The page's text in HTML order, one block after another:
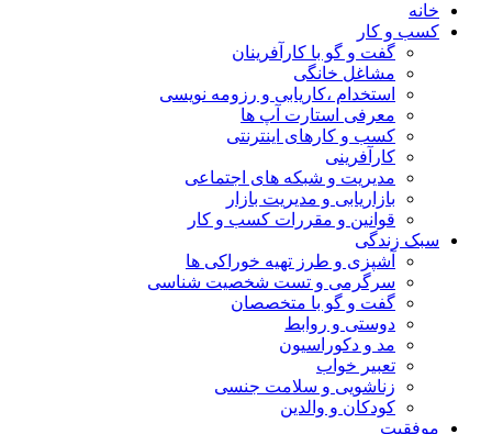
خانه
کسب و کار
گفت و گو با کارآفرینان
مشاغل خانگی
استخدام ،کاریابی و رزومه نویسی
معرفی استارت آپ ها
کسب و کارهای اینترنتی
کارآفرینی
مدیریت و شبکه های اجتماعی
بازاریابی و مدیریت بازار
قوانین و مقررات کسب و کار
سبک زندگی
آشپزی و طرز تهیه خوراکی ها
سرگرمی و تست شخصیت شناسی
گفت و گو با متخصصان
دوستی و روابط
مد و دکوراسیون
تعبیر خواب
زناشویی و سلامت جنسی
کودکان و والدین
موفقیت